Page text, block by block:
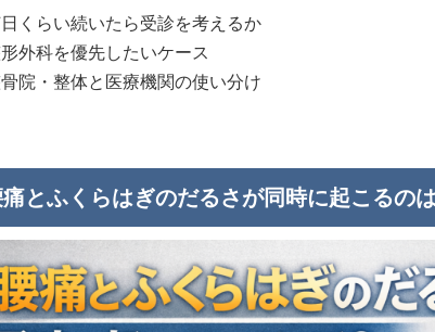
くらい続いたら受診を考えるか
外科を優先したいケース
院・整体と医療機関の使い分け
痛とふくらはぎのだるさが同時に起こるの